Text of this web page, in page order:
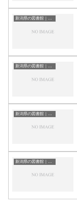
新潟県の図書館｜勉強できる場所
新潟県の図書館｜勉強できる場所
新潟県の図書館｜勉強できる場所